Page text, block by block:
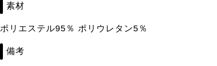
素材
ポリエステル95％ ポリウレタン5％
備考